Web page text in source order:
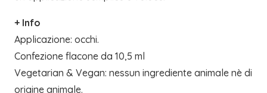
+ Info
Applicazione: occhi.
Confezione flacone da 10,5 ml
Vegetarian & Vegan: nessun ingrediente animale nè di
origine animale.